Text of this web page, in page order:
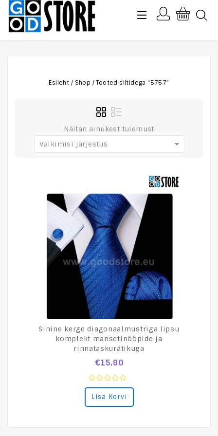
Esileht / Shop /Tooted siltidega “5757”
Näitan ainukest tulemust
Vaikimisi järjestus
Sinine kerge diagonaalmustriga lipsu
komplekt mansetinööpide ja
rinnataskurätikuga
€15,80
0
out
of
Lisa Korvi